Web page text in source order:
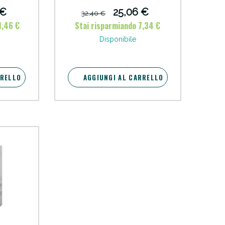
€
32,40 €
25,06 €
Stai risparmiando 7,34 €
Disponibile
AGGIUNGI AL CARRELLO